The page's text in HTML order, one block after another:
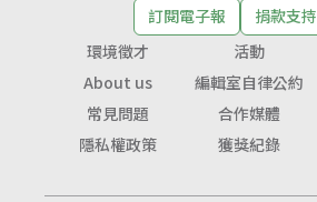
訂閱電子報
捐款支持
環境徵才
活動
About us
編輯室自律公約
常見問題
合作媒體
隱私權政策
獲獎紀錄